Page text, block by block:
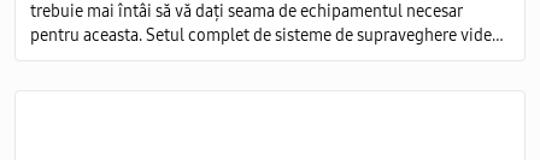
trebuie mai întâi să vă dați seama de echipamentul necesar
pentru aceasta. Setul complet de sisteme de supraveghere video
include mai multe elemente obligatorii: